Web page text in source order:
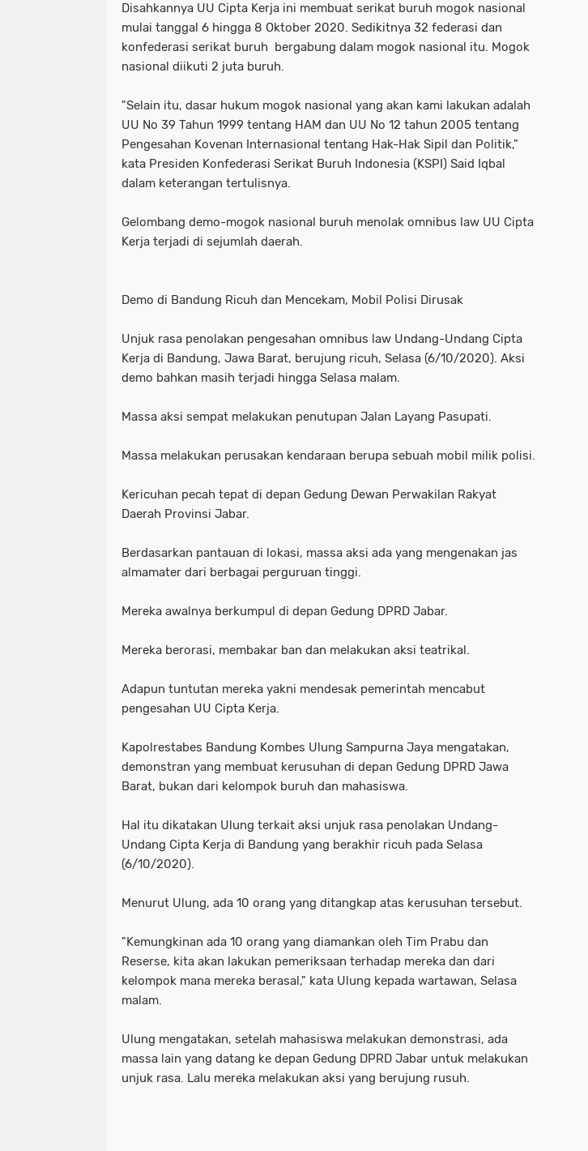
Disahkannya UU Cipta Kerja ini membuat serikat buruh mogok nasional
mulai tanggal 6 hingga 8 Oktober 2020. Sedikitnya 32 federasi dan
konfederasi serikat buruh bergabung dalam mogok nasional itu. Mogok
nasional diikuti 2 juta buruh.
"Selain itu, dasar hukum mogok nasional yang akan kami lakukan adalah
UU No 39 Tahun 1999 tentang HAM dan UU No 12 tahun 2005 tentang
Pengesahan Kovenan Internasional tentang Hak-Hak Sipil dan Politik,"
kata Presiden Konfederasi Serikat Buruh Indonesia (KSPI) Said Iqbal
dalam keterangan tertulisnya.
Gelombang demo-mogok nasional buruh menolak omnibus law UU Cipta
Kerja terjadi di sejumlah daerah.
Demo di Bandung Ricuh dan Mencekam, Mobil Polisi Dirusak
Unjuk rasa penolakan pengesahan omnibus law Undang-Undang Cipta
Kerja di Bandung, Jawa Barat, berujung ricuh, Selasa (6/10/2020). Aksi
demo bahkan masih terjadi hingga Selasa malam.
Massa aksi sempat melakukan penutupan Jalan Layang Pasupati.
Massa melakukan perusakan kendaraan berupa sebuah mobil milik polisi.
Kericuhan pecah tepat di depan Gedung Dewan Perwakilan Rakyat
Daerah Provinsi Jabar.
Berdasarkan pantauan di lokasi, massa aksi ada yang mengenakan jas
almamater dari berbagai perguruan tinggi.
Mereka awalnya berkumpul di depan Gedung DPRD Jabar.
Mereka berorasi, membakar ban dan melakukan aksi teatrikal.
Adapun tuntutan mereka yakni mendesak pemerintah mencabut
pengesahan UU Cipta Kerja.
Kapolrestabes Bandung Kombes Ulung Sampurna Jaya mengatakan,
demonstran yang membuat kerusuhan di depan Gedung DPRD Jawa
Barat, bukan dari kelompok buruh dan mahasiswa.
Hal itu dikatakan Ulung terkait aksi unjuk rasa penolakan Undang-
Undang Cipta Kerja di Bandung yang berakhir ricuh pada Selasa
(6/10/2020).
Menurut Ulung, ada 10 orang yang ditangkap atas kerusuhan tersebut.
"Kemungkinan ada 10 orang yang diamankan oleh Tim Prabu dan
Reserse, kita akan lakukan pemeriksaan terhadap mereka dan dari
kelompok mana mereka berasal," kata Ulung kepada wartawan, Selasa
malam.
Ulung mengatakan, setelah mahasiswa melakukan demonstrasi, ada
massa lain yang datang ke depan Gedung DPRD Jabar untuk melakukan
unjuk rasa. Lalu mereka melakukan aksi yang berujung rusuh.